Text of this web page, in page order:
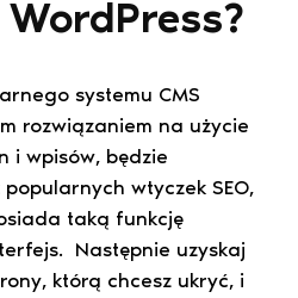
systemu CMS
rozwiązaniem na użycie
i wpisów, będzie
wtyczek SEO,
taką funkcję
Następnie uzyskaj
którą chcesz ukryć, i